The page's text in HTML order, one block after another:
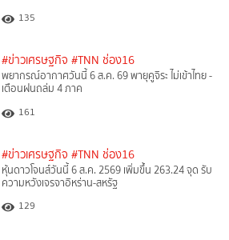
135
#ข่าวเศรษฐกิจ #TNN ช่อง16
พยากรณ์อากาศวันนี้ 6 ส.ค. 69 พายุคูจิระ ไม่เข้าไทย -
เตือนฝนถล่ม 4 ภาค
161
#ข่าวเศรษฐกิจ #TNN ช่อง16
หุ้นดาวโจนส์วันนี้ 6 ส.ค. 2569 เพิ่มขึ้น 263.24 จุด รับ
ความหวังเจรจาอิหร่าน-สหรัฐ
129